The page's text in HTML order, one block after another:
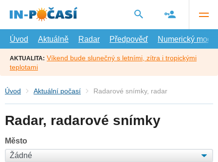
hlavní
Úvod
Aktuálně Radar Předpověď Numerický model
AKTUALITA: Víkend bude slunečný s letními, zítra i tropickými
teplotami
Úvod Aktuální počasí Radarové snímky, radar
Radar, radarové snímky
Město